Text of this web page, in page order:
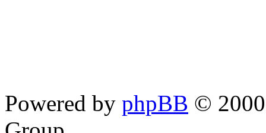
Powered by phpBB ©